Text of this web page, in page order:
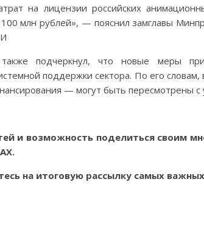
на лицензии российских
млн рублей», — пояснил замглавы
подчеркнул, что новые меры
поддержки сектора. По его
— могут быть пересмотрены с
и возможность поделиться своим
.
на итоговую рассылку самых